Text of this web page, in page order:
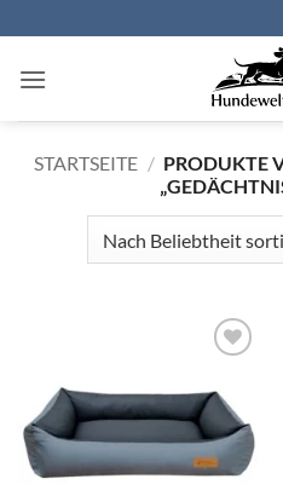
Inhalt
springen
STARTSEITE / PRODUKTE
Wunschliste